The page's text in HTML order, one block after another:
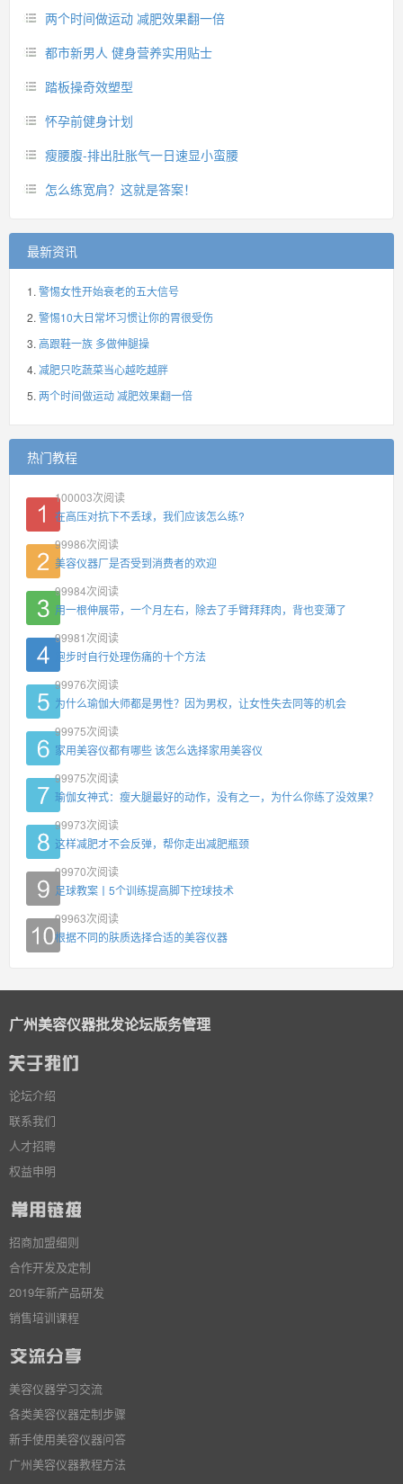
两个时间做运动 减肥效果翻一倍
都市新男人 健身营养实用贴士
踏板操奇效塑型
怀孕前健身计划
瘦腰腹-排出肚胀气一日速显小蛮腰
怎么练宽肩？这就是答案！
最新资讯
警惕女性开始衰老的五大信号
警惕10大日常坏习惯让你的胃很受伤
高跟鞋一族 多做伸腿操
减肥只吃蔬菜当心越吃越胖
两个时间做运动 减肥效果翻一倍
热门教程
100003次阅读
在高压对抗下不丢球，我们应该怎么练?
99986次阅读
美容仪器厂是否受到消费者的欢迎
99984次阅读
用一根伸展带，一个月左右，除去了手臂拜拜肉，背也变薄了
99981 次阅读
跑步时自行处理伤痛的十个方法
99976次阅读
为什么瑜伽大师都是男性？因为男权，让女性失去同等的机会
99975次阅读
家用美容仪都有哪些 该怎么选择家用美容仪
99975次阅读
瑜伽女神式：瘦大腿最好的动作，没有之一，为什么你练了没效果？
99973次阅读
这样减肥才不会反弹，帮你走出减肥瓶颈
99970次阅读
足球教案丨5个训练提高脚下控球技术
99963次阅读
根据不同的肤质选择合适的美容仪器
广州美容仪器批发论坛版务管理
论坛介绍
联系我们
人才招聘
权益申明
招商加盟细则
合作开发及定制
2019年新产品研发
销售培训课程
美容仪器学习交流
各类美容仪器定制步骤
新手使用美容仪器问答
广州美容仪器教程方法